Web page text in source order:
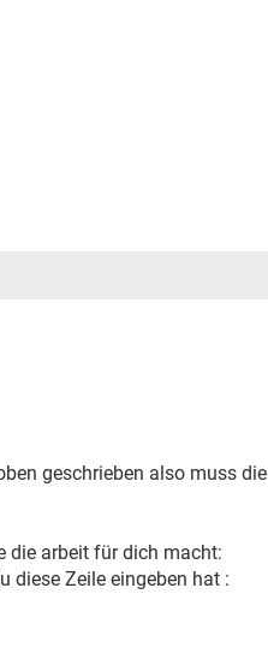
geschrieben also muss die
die arbeit für dich macht:
diese Zeile eingeben hat :